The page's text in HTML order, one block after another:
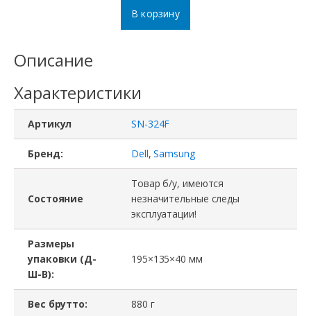
В корзину
Описание
Характеристики
Артикул SN-324F
Бренд: Dell,Samsung
Состояние
Товар б/у, имеются
незначительные следы
эксплуатации!
Размеры
упаковки (Д-
Ш-В):
195×135×40 мм
Вес брутто: 880 г